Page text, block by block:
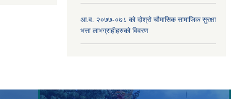
आ.व. २०७७-०७८ को दोश्रो चौमासिक सामाजिक सुरक्षा
भत्ता लाभग्राहीहरुको विवरण